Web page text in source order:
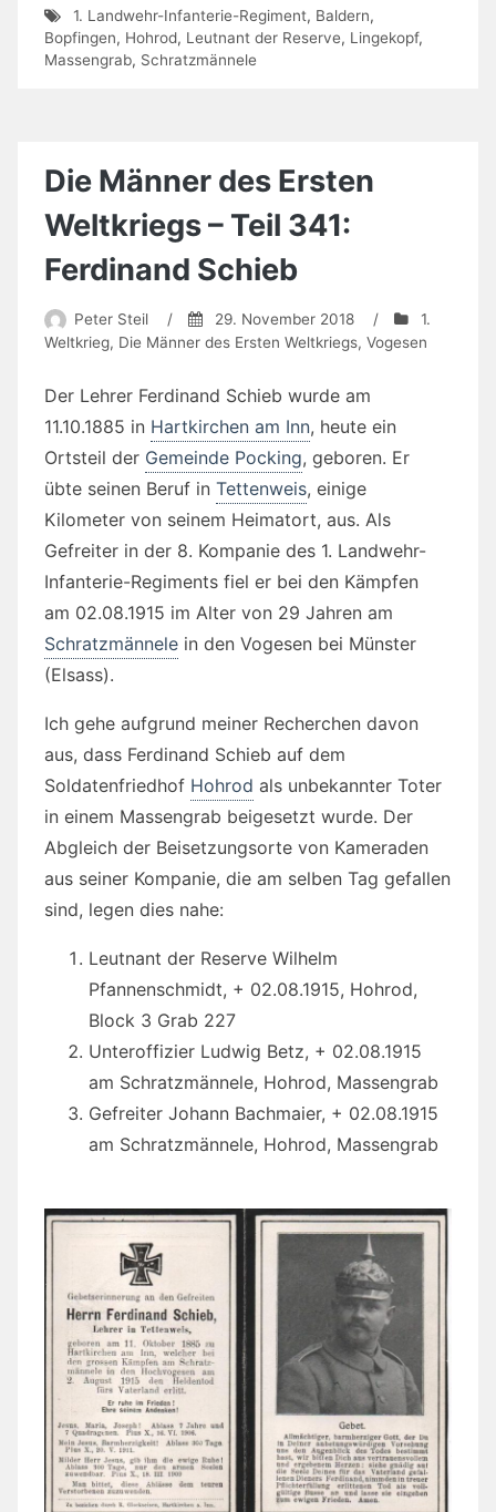
1. Landwehr-Infanterie-Regiment, Baldern,
Bopfingen, Hohrod, Leutnant der Reserve, Lingekopf,
Massengrab, Schratzmännele
Die Männer des Ersten
Weltkriegs – Teil 341:
Ferdinand Schieb
Peter Steil / 29. November 2018 /
1.
Weltkrieg, Die Männer des Ersten Weltkriegs, Vogesen
Der Lehrer Ferdinand Schieb wurde am
11.10.1885 in Hartkirchen am Inn, heute ein
Ortsteil der Gemeinde Pocking, geboren. Er
übte seinen Beruf in Tettenweis, einige
Kilometer von seinem Heimatort, aus. Als
Gefreiter in der 8. Kompanie des 1. Landwehr-
Infanterie-Regiments fiel er bei den Kämpfen
am 02.08.1915 im Alter von 29 Jahren am
Schratzmännele in den Vogesen bei Münster
(Elsass).
Ich gehe aufgrund meiner Recherchen davon
aus, dass Ferdinand Schieb auf dem
Soldatenfriedhof Hohrod als unbekannter Toter
in einem Massengrab beigesetzt wurde. Der
Abgleich der Beisetzungsorte von Kameraden
aus seiner Kompanie, die am selben Tag gefallen
sind, legen dies nahe:
Leutnant der Reserve Wilhelm
Pfannenschmidt, + 02.08.1915, Hohrod,
Block 3 Grab 227
Unteroffizier Ludwig Betz, + 02.08.1915
am Schratzmännele, Hohrod, Massengrab
Gefreiter Johann Bachmaier, + 02.08.1915
am Schratzmännele, Hohrod, Massengrab